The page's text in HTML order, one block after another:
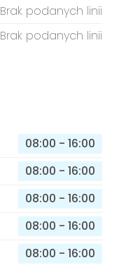
Brak podanych linii
Brak podanych linii
08:00 - 16:00
08:00 - 16:00
08:00 - 16:00
08:00 - 16:00
08:00 - 16:00